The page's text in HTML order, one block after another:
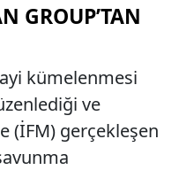
GROUP’TAN
kümelenmesi
ve
(İFM) gerçekleşen